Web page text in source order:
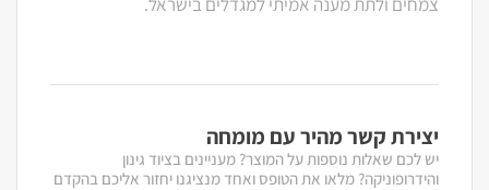
יצירת קשר מהיר עם מומחה
יש לכם שאלות נוספות על המוצר? מעניינים בציוד גינון
והידרופוניקה? מלאו את הטופס ואחד מנציגנו יחזור אליכם בהקדם